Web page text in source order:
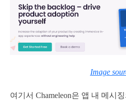
Image
여기서 Chameleon은 앱 내 메시